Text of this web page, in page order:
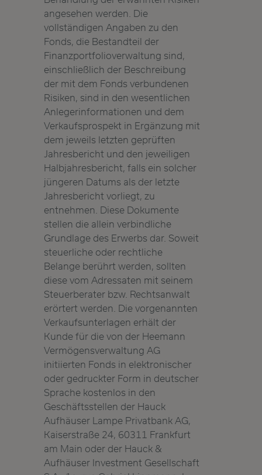
angesehen werden. Die
vollständigen Angaben zu den
Fonds, die Bestandteil der
Finanzportfolioverwaltung sind,
einschließlich der Beschreibung
der mit dem Fonds verbundenen
Risiken, sind in den wesentlichen
Anlegerinformationen und dem
Verkaufsprospekt in Ergänzung mit
dem jeweils letzten geprüften
Jahresbericht und den jeweiligen
Halbjahresbericht, falls ein solcher
jüngeren Datums als der letzte
Jahresbericht vorliegt, zu
entnehmen. Diese Dokumente
stellen die allein verbindliche
Grundlage des Erwerbs dar. Soweit
steuerliche oder rechtliche
Belange berührt werden, sollten
diese vom Adressaten mit seinem
Steuerberater bzw. Rechtsanwalt
erörtert werden. Die vorgenannten
Verkaufsunterlagen erhält der
Kunde für die von der Heemann
Vermögensverwaltung AG
initiierten Fonds in elektronischer
oder gedruckter Form in deutscher
Sprache kostenlos in den
Geschäftsstellen der Hauck
Aufhäuser Lampe Privatbank AG,
Kaiserstraße 24, 60311 Frankfurt
am Main oder der Hauck &
Aufhäuser Investment Gesellschaft